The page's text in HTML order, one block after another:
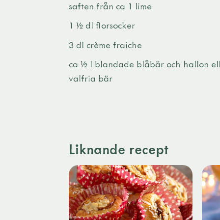
saften från ca 1 lime
1 ½ dl florsocker
3 dl crème fraiche
ca ½ l blandade blåbär och hallon
valfria bär
Liknande recept